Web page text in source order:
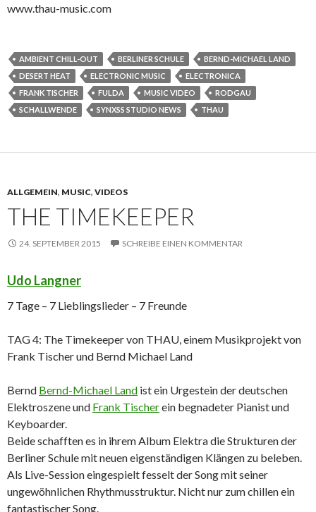
www.thau-music.com
AMBIENT CHILL-OUT BERLINER SCHULE
BERND-MICHAEL LAND
DESERT HEAT
ELECTRONIC MUSIC
ELECTRONICA
FRANK TISCHER
FULDA MUSIC VIDEO
RODGAU
SCHALLWENDE
SYNXSS STUDIO NEWS THAU
ALLGEMEIN, MUSIC, VIDEOS
THE TIMEKEEPER
24. SEPTEMBER 2015 SCHREIBE EINEN KOMMENTAR
Udo Langner
7 Tage – 7 Lieblingslieder – 7 Freunde
TAG 4: The Timekeeper von THAU, einem Musikprojekt von
Frank Tischer und Bernd Michael Land
Bernd Bernd-Michael Land ist ein Urgestein der deutschen
Elektroszene und Frank Tischerein begnadeter Pianist und
Keyboarder.
Beide schafften es in ihrem Album Elektra die Strukturen der
Berliner Schule mit neuen eigenständigen Klängen zu beleben.
Als Live-Session eingespielt fesselt der Song mit seiner
ungewöhnlichen Rhythmusstruktur. Nicht nur zum chillen ein
fantastischer Song.